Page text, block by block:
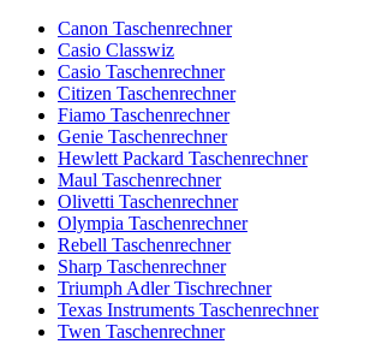
Canon Taschenrechner
Casio Classwiz
Casio Taschenrechner
Citizen Taschenrechner
Fiamo Taschenrechner
Genie Taschenrechner
Hewlett Packard Taschenrechner
Maul Taschenrechner
Olivetti Taschenrechner
Olympia Taschenrechner
Rebell Taschenrechner
Sharp Taschenrechner
Triumph Adler Tischrechner
Texas Instruments Taschenrechner
Twen Taschenrechner